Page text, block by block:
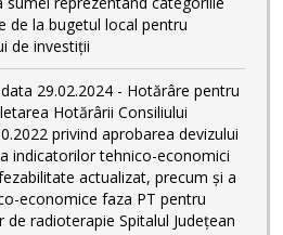
de la bugetul local pentru
de investiții
29.02.2024 - Hotărâre pentru
Hotărârii Consiliului
privind aprobarea devizului
indicatorilor tehnico-economici
actualizat, precum și a
economice faza PT pentru
radioterapie Spitalul Județean